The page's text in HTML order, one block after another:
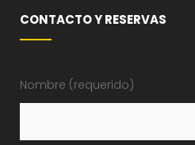
CONTACTO Y RESERVAS
Nombre (requerido)